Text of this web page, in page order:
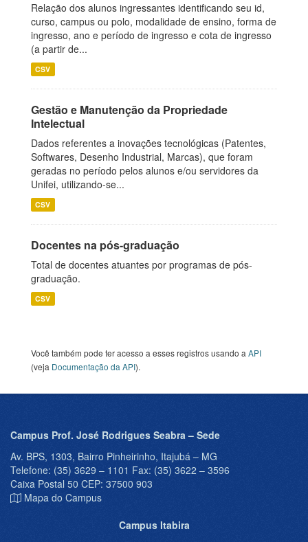
Relação dos alunos ingressantes identificando seu id,
curso, campus ou polo, modalidade de ensino, forma de
ingresso, ano e período de ingresso e cota de ingresso
(a partir de...
CSV
Gestão e Manutenção da Propriedade
Intelectual
Dados referentes a inovações tecnológicas (Patentes,
Softwares, Desenho Industrial, Marcas), que foram
geradas no período pelos alunos e/ou servidores da
Unifei, utilizando-se...
CSV
Docentes na pós-graduação
Total de docentes atuantes por programas de pós-
graduação.
CSV
Você também pode ter acesso a esses registros usando a API
(veja Documentação da API).
Campus Prof. José Rodrigues Seabra – Sede
Av. BPS, 1303, Bairro Pinheirinho, Itajubá – MG
Telefone: (35) 3629 – 1101 Fax: (35) 3622 – 3596
Caixa Postal 50 CEP: 37500 903
Mapa do Campus
Campus Itabira